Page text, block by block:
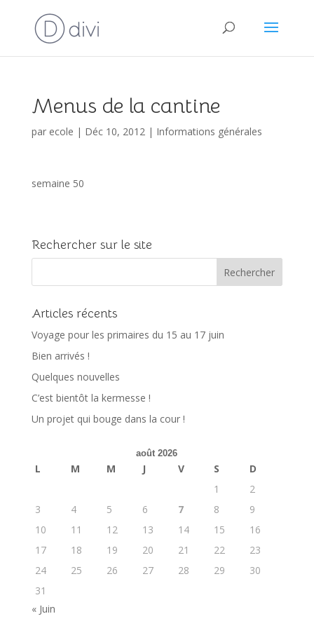
Menus de la cantine
par ecole | Déc 10, 2012| Informations générales
semaine 50
Rechercher sur le site
Articles récents
Voyage pour les primaires du 15 au 17 juin
Bien arrivés !
Quelques nouvelles
C’est bientôt la kermesse !
Un projet qui bouge dans la cour !
août 2026
L M M J V S
D
1
2
3
4 5 6 7 8
9
10
11 12 13 14 15
16
17
18 19 20 21 22
23
24
25 26 27 28 29
30
31
« Juin